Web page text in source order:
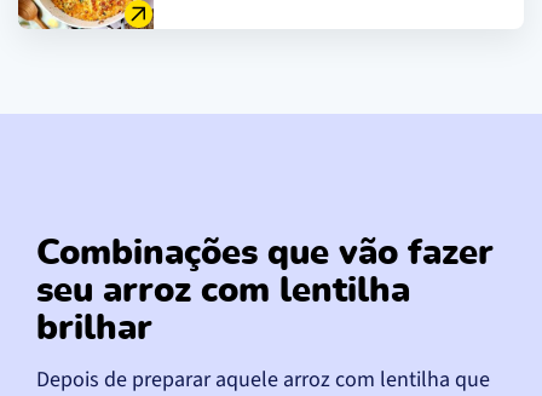
Combinações que vão fazer
seu arroz com lentilha
brilhar
Depois de preparar aquele arroz com lentilha que